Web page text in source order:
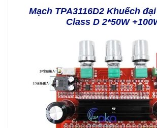
Mạch TPA3116D2 Khuếch
Class D 2*50W